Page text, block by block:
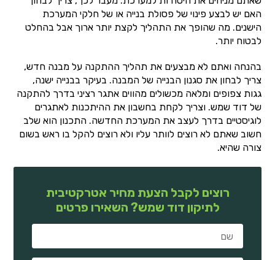
האם יש לבצע פינוי של פסולת בנייה או של חלקי המערכת
הישנים. מה שהופך את התהליך לקצת יותר ארוך אבל בהחלט
לבטוח יותר.
בהנחה ואתם לא מבצעים את תהליך ההתקנה על מבנה חדש,
צריך לבחון את סגנון הבנייה של המבנה. בעיקר בבנייה ישנה,
גגות צפופים ומלאה מכשולים מהווים אתגר רציני בדרך להתקנה
של דוד שמש. וצריך לקחת בחשבון את ההיתכנות לאתגרים
לוגיסטיים בדרך לעצב את המערכת החדשה. התכנון הוא שלב
חשוב שאתם לא רוצים לוותר עליו ולא רוצים להקל בו ראש בשום
צורה שהיא.
רוצים לקבל הצעת מחיר אטרקטיבית
לתיקון דוד שמש? השאירו פרטים